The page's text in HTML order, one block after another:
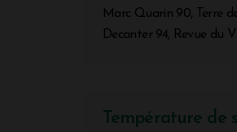
Marc Quarin 90, Terre
Decanter 94, Revue du
Température de